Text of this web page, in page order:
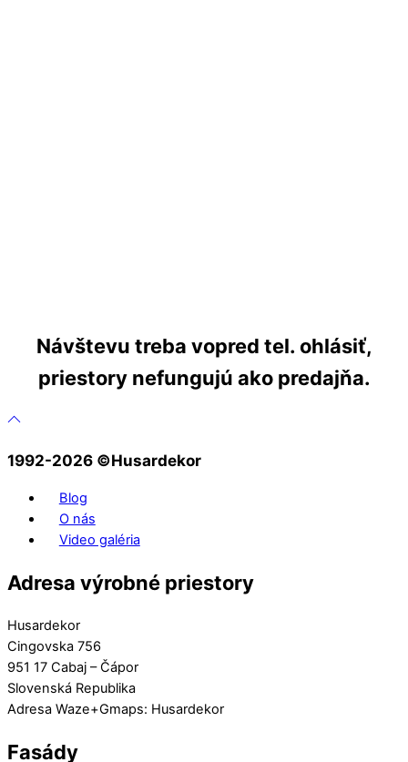
Návštevu treba vopred tel. ohlásiť,
priestory nefungujú ako predajňa.
1992-2026 ©️Husardekor
Blog
O nás
Video galéria
Adresa výrobné priestory
Husardekor
Cingovska 756
951 17 Cabaj – Čápor
Slovenská Republika
Adresa Waze+Gmaps: Husardekor
Fasády